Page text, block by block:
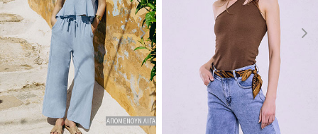
ΑΠΟΜΕΝΟΥΝ ΛΙΓΑ